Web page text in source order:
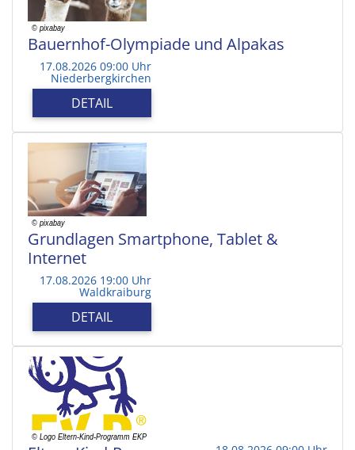
Bauernhof-Olympiade und Alpakas
17.08.2026 09:00 Uhr
Niederbergkirchen
DETAIL
Grundlagen Smartphone, Tablet &
Internet
17.08.2026 19:00 Uhr
Waldkraiburg
DETAIL